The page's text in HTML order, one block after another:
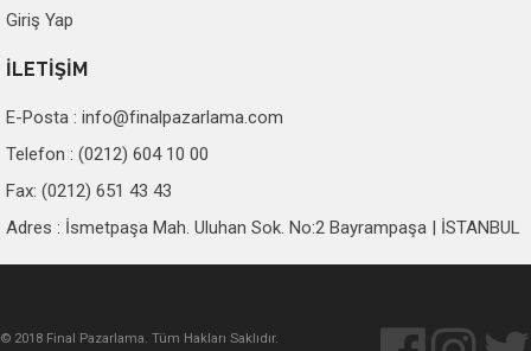
Giriş Yap
İLETİŞİM
E-Posta : info@finalpazarlama.com
Telefon : (0212) 604 10 00
Fax: (0212) 651 43 43
Adres : İsmetpaşa Mah. Uluhan Sok. No:2 Bayrampaşa | İSTANBUL
© 2018 Final Pazarlama. Tüm Hakları Saklıdır.